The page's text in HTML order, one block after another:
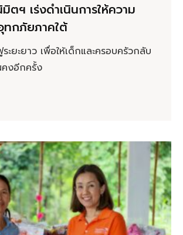
ตฯ เร่งดำเนินการให้ความ
ทกภัยภาคใต้
ะยะยาว เพื่อให้เด็กและครอบครัวกลับ
งอีกครั้ง